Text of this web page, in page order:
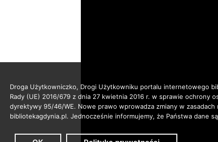
Droga Użytkowniczko, Drogi Użytkowniku portalu internetowego
Rady (UE) 2016/679 z dnia 27 kwietnia 2016 r. w sprawie
dyrektywy 95/46/WE. Nowe prawo wprowadza zmiany w
bibliotekagdynia.pl. Jednocześnie informujemy, że Państwa dane